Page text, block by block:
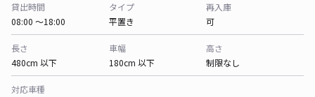
貸出時間
08:00 〜18:00
タイプ
平置き
再入庫
可
長さ
480cm 以下
車幅
180cm 以下
高さ
制限なし
対応車種